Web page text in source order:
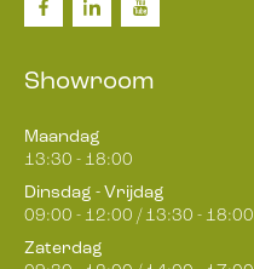
Showroom
Maandag
13:30 - 18:00
Dinsdag - Vrijdag
09:00 - 12:00 / 13:30 - 18:00
Zaterdag